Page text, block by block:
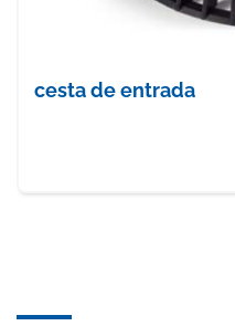
cesta de entrada